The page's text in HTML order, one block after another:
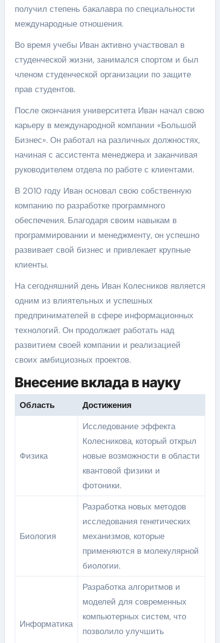
получил степень бакалавра по специальности
международные отношения.
Во время учебы Иван активно участвовал в
студенческой жизни, занимался спортом и был
членом студенческой организации по защите
прав студентов.
После окончания университета Иван начал свою
карьеру в международной компании «Большой
Бизнес». Он работал на различных должностях,
начиная с ассистента менеджера и заканчивая
руководителем отдела по работе с клиентами.
В 2010 году Иван основал свою собственную
компанию по разработке программного
обеспечения. Благодаря своим навыкам в
программировании и менеджменту, он успешно
развивает свой бизнес и привлекает крупные
клиенты.
На сегодняшний день Иван Колесников является
одним из влиятельных и успешных
предпринимателей в сфере информационных
технологий. Он продолжает работать над
развитием своей компании и реализацией
своих амбициозных проектов.
Внесение вклада в науку
Область Достижения
Физика
Исследование эффекта
Колесникова, который открыл
новые возможности в области
квантовой физики и
фотоники.
Биология
Разработка новых методов
исследования генетических
механизмов, которые
применяются в молекулярной
биологии.
Информатика
Разработка алгоритмов и
моделей для современных
компьютерных систем, что
позволило улучшить